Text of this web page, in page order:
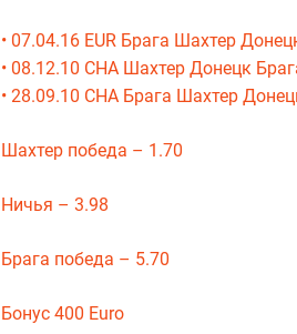
• 07.04.16 EUR Брага Шахтер
• 08.12.10 CHA Шахтер Донецк
• 28.09.10 CHA Брага Шахтер
Шахтер победа – 1.70
Ничья – 3.98
Брага победа – 5.70
Бонус 400 Euro